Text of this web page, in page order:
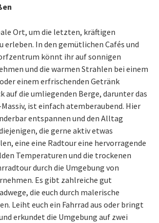
Ort, um die letzten, kräftigen
erleben. In den gemütlichen Cafés und
könnt ihr auf sonnigen
und die warmen Strahlen bei einem
einem erfrischenden Getränk
auf die umliegenden Berge, darunter das
ist einfach atemberaubend. Hier
entspannen und den Alltag
die gerne aktiv etwas
eine eine Radtour eine hervorragende
Temperaturen und die trockenen
durch die Umgebung von
Es gibt zahlreiche gut
die euch durch malerische
Leiht euch ein Fahrrad aus oder bringt
erkundet die Umgebung auf zwei